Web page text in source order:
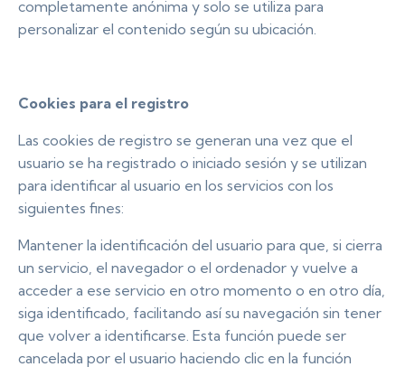
completamente anónima y solo se utiliza para
personalizar el contenido según su ubicación.
Cookies para el registro
Las cookies de registro se generan una vez que el
usuario se ha registrado o iniciado sesión y se utilizan
para identificar al usuario en los servicios con los
siguientes fines:
Mantener la identificación del usuario para que, si cierra
un servicio, el navegador o el ordenador y vuelve a
acceder a ese servicio en otro momento o en otro día,
siga identificado, facilitando así su navegación sin tener
que volver a identificarse. Esta función puede ser
cancelada por el usuario haciendo clic en la función